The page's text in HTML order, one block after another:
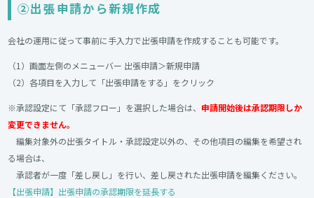
②出張申請から新規作成
会社の運用に従って事前に手入力で出張申請を作成することも可能です。
（1）画面左側のメニューバー 出張申請＞新規申請
（2）各項目を入力して「出張申請をする」をクリック
※承認設定にて「承認フロー」を選択した場合は、 申請開始後は承認期限しか
変更できません。
編集対象外の出張タイトル・承認設定以外の、その他項目の編集を希望され
る場合は、
承認者が一度「差し戻し」を行い、差し戻された出張申請を編集ください。
【出張申請】出張申請の承認期限を延長する